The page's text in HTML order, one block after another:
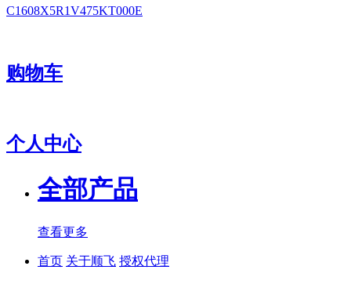
C1608X5R1V475KT000E
购物车
个人中心
全部产品
查看更多
首页 关于顺飞 授权代理